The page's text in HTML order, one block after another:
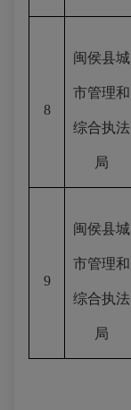
8
闽侯县城
市管理和
综合执法
局
9
闽侯县城
市管理和
综合执法
局